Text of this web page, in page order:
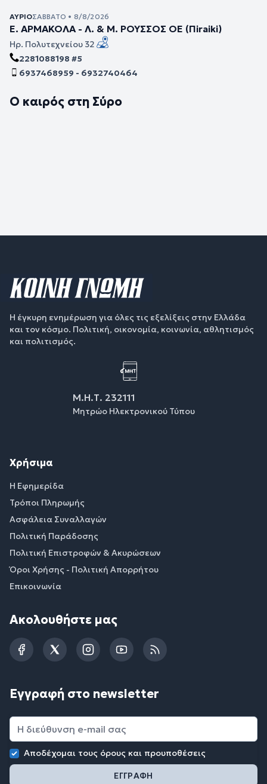
ΑΎΡΙΟΣΆΒΒΑΤΟ • 8/8/2026
Ε. ΑΡΜΑΚΟΛΑ - Λ. & Μ. ΡΟΥΣΣΟΣ ΟΕ (Πiraiki)
Ηρ. Πολυτεχνείου 32
2281088198 #5
6937468959 - 6932740464
Ο καιρός στη Σύρο
Η έγκυρη ενημέρωση για όλες τις εξελίξεις στην Ελλάδα
και τον κόσμο. Πολιτική, οικονομία, κοινωνία, αθλητισμός
και πολιτισμός.
Μ.Η.Τ. 232111
Μητρώο Ηλεκτρονικού Τύπου
Χρήσιμα
Η Εφημερίδα
Τρόποι Πληρωμής
Ασφάλεια Συναλλαγών
Πολιτική Παράδοσης
Πολιτική Επιστροφών & Ακυρώσεων
Όροι Χρήσης - Πολιτική Απορρήτου
Επικοινωνία
Ακολουθήστε μας
FacebookTwitterInstagramYouTubeRSS
Εγγραφή στο newsletter
Αποδέχομαι τους όρους και προυποθέσεις